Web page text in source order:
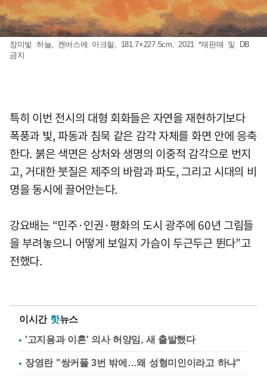
장미빛 하늘, 캔버스에 아크릴, 181.7×227.5cm, 2021 *재판매 및 DB
금지
특히 이번 전시의 대형 회화들은 자연을 재현하기보다
폭풍과 빛, 파동과 침묵 같은 감각 자체를 화면 안에 응축
한다. 붉은 색면은 상처와 생명의 이중적 감각으로 번지
고, 거대한 붓질은 제주의 바람과 파도, 그리고 시대의 비
명을 동시에 끌어안는다.
강요배는 “민주·인권·평화의 도시 광주에 60년 그림들
을 부려놓으니 어떻게 보일지 가슴이 두근두근 뛴다”고
전했다.
이시간 핫뉴스
'고지용과 이혼' 의사 허양임, 새 출발했다
장영란 "쌍커풀 3번 밖에…왜 성형미인이라고 하냐"